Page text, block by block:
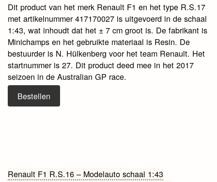
Dit product van het merk Renault F1 en het type R.S.17
met artikelnummer 417170027 is uitgevoerd in de schaal
1:43, wat inhoudt dat het ± 7 cm groot is. De fabrikant is
Minichamps en het gebruikte materiaal is Resin. De
bestuurder is N. Hülkenberg voor het team Renault. Het
startnummer is 27. Dit product deed mee in het 2017
seizoen in de Australian GP race.
Bestellen
Bericht
Renault F1 R.S.16 – Modelauto schaal 1:43